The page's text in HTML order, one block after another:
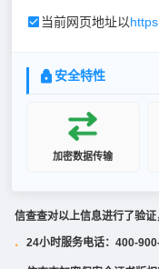
当前网页地址以
安全特性
加密数据传输
信查查对以上信息进行了验证
· 24小时服务电话：400-